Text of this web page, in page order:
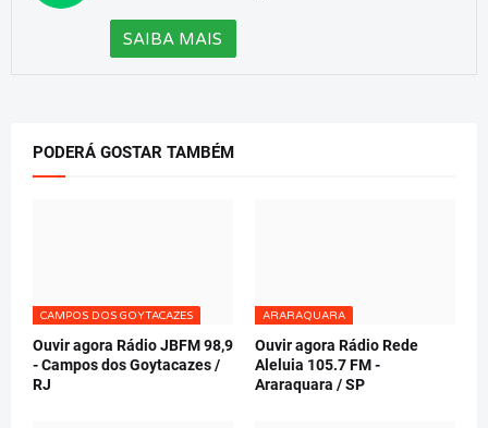
SAIBA MAIS
PODERÁ GOSTAR TAMBÉM
CAMPOS DOS GOYTACAZES
Ouvir agora Rádio JBFM 98,9
- Campos dos Goytacazes /
RJ
ARARAQUARA
Ouvir agora Rádio Rede
Aleluia 105.7 FM -
Araraquara / SP